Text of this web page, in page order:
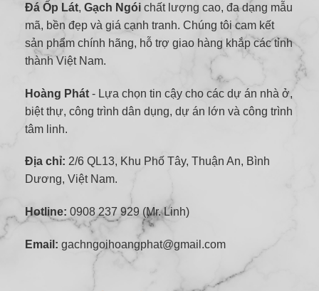
Đá Ốp Lát, Gạch Ngói chất lượng cao, đa dạng mẫu
mã, bền đẹp và giá cạnh tranh. Chúng tôi cam kết
sản phẩm chính hãng, hỗ trợ giao hàng khắp các tỉnh
thành Việt Nam.
Hoàng Phát - Lựa chọn tin cậy cho các dự án nhà ở,
biệt thự, công trình dân dụng, dự án lớn và công trình
tâm linh.
Địa chỉ: 2/6 QL13, Khu Phố Tây, Thuận An, Bình
Dương, Việt Nam.
Hotline: 0908 237 929 (Mr. Linh)
Email: gachngoihoangphat@gmail.com